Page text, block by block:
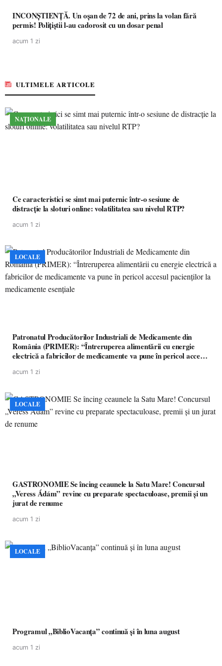
INCONȘTIENȚĂ. Un oșan de 72 de ani, prins la volan fără
permis! Polițiștii l-au cadorosit cu un dosar penal
acum 1 zi
ULTIMELE ARTICOLE
NAȚIONALE
Ce caracteristici se simt mai puternic într-o sesiune de
distracție la sloturi online: volatilitatea sau nivelul RTP?
acum 1 zi
LOCALE
Patronatul Producătorilor Industriali de Medicamente din
România (PRIMER): “Întreruperea alimentării cu energie
electrică a fabricilor de medicamente va pune în pericol accesul
acum 1 zi
LOCALE
GASTRONOMIE Se încing ceaunele la Satu Mare! Concursul
„Veress Ádám” revine cu preparate spectaculoase, premii și un
jurat de renume
acum 1 zi
LOCALE
Programul „BiblioVacanța” continuă și în luna august
acum 1 zi